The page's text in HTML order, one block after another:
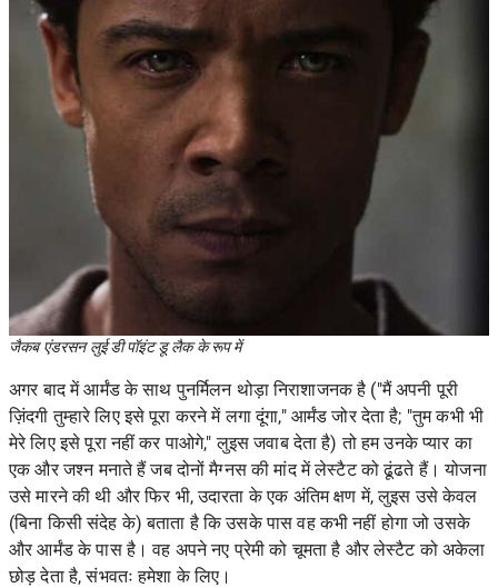
जैकब एंडरसन लुई डी पॉइंट डू लैक के रूप में
अगर बाद में आर्मंड के साथ पुनर्मिलन थोड़ा निराशाजनक है ("मैं अपनी पूरी
ज़िंदगी तुम्हारे लिए इसे पूरा करने में लगा दूंगा," आर्मंड जोर देता है; "तुम कभी भी
मेरे लिए इसे पूरा नहीं कर पाओगे," लुइस जवाब देता है) तो हम उनके प्यार का
एक और जश्न मनाते हैं जब दोनों मैग्नस की मांद में लेस्टैट को ढूंढते हैं। योजना
उसे मारने की थी और फिर भी, उदारता के एक अंतिम क्षण में, लुइस उसे केवल
(बिना किसी संदेह के) बताता है कि उसके पास वह कभी नहीं होगा जो उसके
और आर्मंड के पास है। वह अपने नए प्रेमी को चूमता है और लेस्टैट को अकेला
छोड़ देता है, संभवतः हमेशा के लिए।